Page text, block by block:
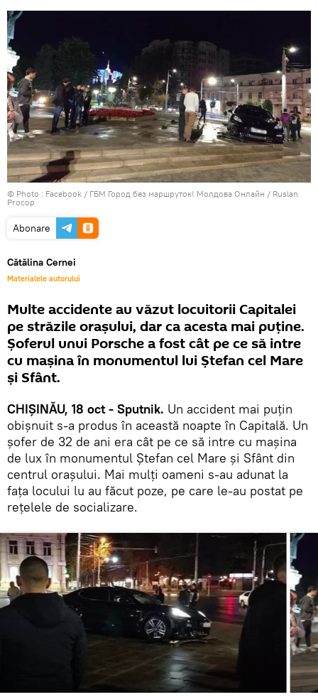
© Photo : Facebook / ГБМ Город без маршруток! Молдова Онлайн / Ruslan
Procop
Abonare
Cătălina Cernei
Materialele autorului
Multe accidente au văzut locuitorii Capitalei
pe străzile orașului, dar ca acesta mai puține.
Șoferul unui Porsche a fost cât pe ce să intre
cu mașina în monumentul lui Ștefan cel Mare
și Sfânt.
CHIȘINĂU, 18 oct - Sputnik. Un accident mai puțin
obișnuit s-a produs în această noapte în Capitală. Un
șofer de 32 de ani era cât pe ce să intre cu mașina
de lux în monumentul Ștefan cel Mare și Sfânt din
centrul orașului. Mai mulți oameni s-au adunat la
fața locului lu au făcut poze, pe care le-au postat pe
rețelele de socializare.